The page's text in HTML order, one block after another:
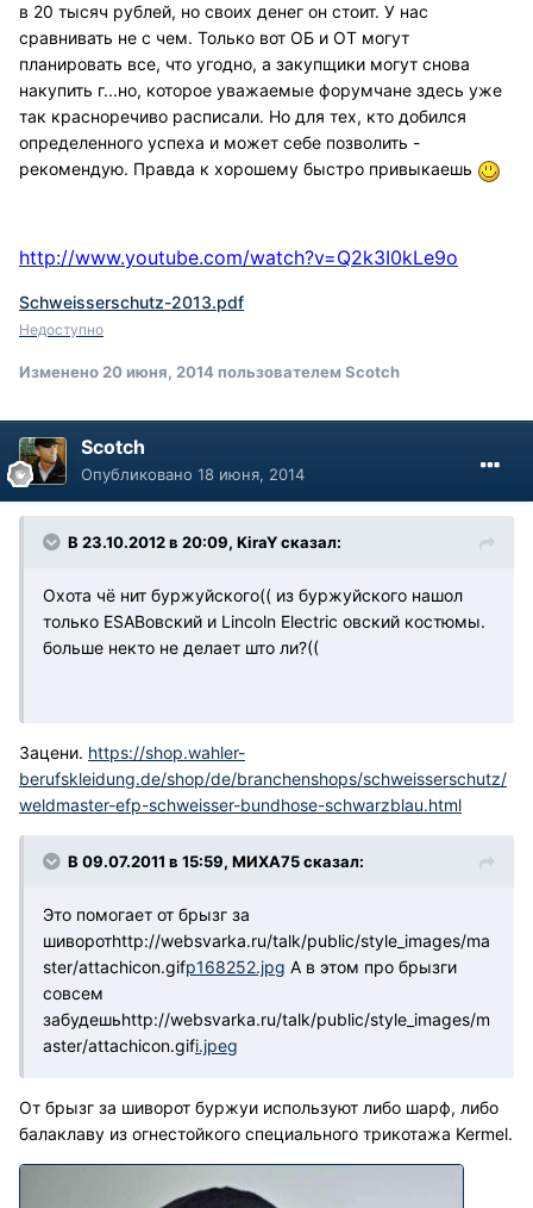
в 20 тысяч рублей, но своих денег он стоит. У нас
сравнивать не с чем. Только вот ОБ и ОТ могут
планировать все, что угодно, а закупщики могут снова
накупить г...но, которое уважаемые форумчане здесь уже
так красноречиво расписали. Но для тех, кто добился
определенного успеха и может себе позволить -
рекомендую. Правда к хорошему быстро привыкаешь
http://www.youtube.com/watch?v=Q2k3I0kLe9o
Schweisserschutz-2013.pdf
Недоступно
Изменено 20 июня, 2014пользователем Scotch
Scotch
Опубликовано 18 июня, 2014
В 23.10.2012 в 20:09, KiraY сказал:
Охота чё нит буржуйского(( из буржуйского нашол
только ESABовский и Lincoln Electric овский костюмы.
больше некто не делает што ли?((
Зацени. https://shop.wahler-
berufskleidung.de/shop/de/branchenshops/schweisserschutz/
weldmaster-efp-schweisser-bundhose-schwarzblau.html
В 09.07.2011 в 15:59, МИХА75 сказал:
Это помогает от брызг за
шиворотhttp://websvarka.ru/talk/public/style_images/ma
ster/attachicon.gifp168252.jpg А в этом про брызги
совсем
забудешьhttp://websvarka.ru/talk/public/style_images/m
aster/attachicon.gifi.jpeg
От брызг за шиворот буржуи используют либо шарф, либо
балаклаву из огнестойкого специального трикотажа Kermel.